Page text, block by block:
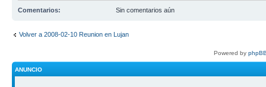
Comentarios: Sin comentarios aún
Volver a 2008-02-10 Reunion en Lujan
Powered by
ANUNCIO